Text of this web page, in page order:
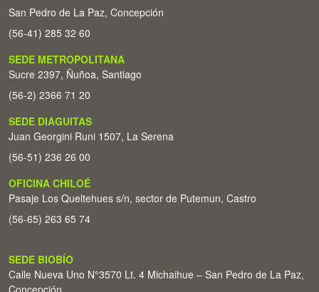
San Pedro de La Paz, Concepción
(56-41) 285 32 60
SEDE METROPOLITANA
Sucre 2397, Ñuñoa, Santiago
(56-2) 2366 71 20
SEDE DIAGUITAS
Juan Georgini Runi 1507, La Serena
(56-51) 236 26 00
OFICINA CHILOÉ
Pasaje Los Queltehues s/n, sector de Putemun, Castro
(56-65) 263 65 74
SEDE BIOBÍO
Calle Nueva Uno N°3570 Lt. 4 Michaihue – San Pedro de La Paz,
Concepción